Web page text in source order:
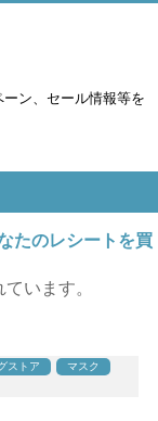
ン、セール情報等を
たのレシートを買
います。
ストア
マスク